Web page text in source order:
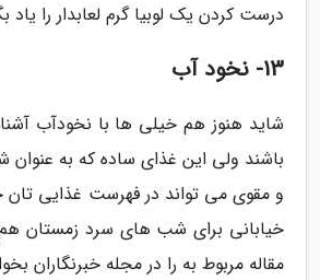
درست کردن یک لوبیا گرم لعابدار را یاد
13- نخود آب
شاید هنوز هم خیلی ها با نخودآب
باشند ولی این غذای ساده که به
و مقوی می تواند در فهرست غذایی تان
خیابانی برای شب های سرد زمستان
مقاله مربوط به را در مجله خبرنگاران